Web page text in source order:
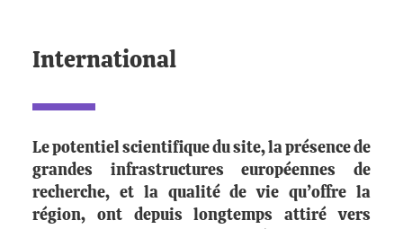
International
Le potentiel scientifique du site, la présence de
grandes infrastructures européennes de
recherche, et la qualité de vie qu’offre la
région, ont depuis longtemps attiré vers